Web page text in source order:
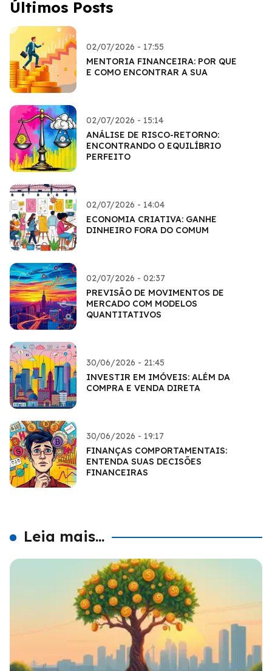
Últimos Posts
02/07/2026 - 17:55
MENTORIA FINANCEIRA: POR QUE
E COMO ENCONTRAR A SUA
02/07/2026 - 15:14
ANÁLISE DE RISCO-RETORNO:
ENCONTRANDO O EQUILÍBRIO
PERFEITO
02/07/2026 - 14:04
ECONOMIA CRIATIVA: GANHE
DINHEIRO FORA DO COMUM
02/07/2026 - 02:37
PREVISÃO DE MOVIMENTOS DE
MERCADO COM MODELOS
QUANTITATIVOS
30/06/2026 - 21:45
INVESTIR EM IMÓVEIS: ALÉM DA
COMPRA E VENDA DIRETA
30/06/2026 - 19:17
FINANÇAS COMPORTAMENTAIS:
ENTENDA SUAS DECISÕES
FINANCEIRAS
Leia mais...